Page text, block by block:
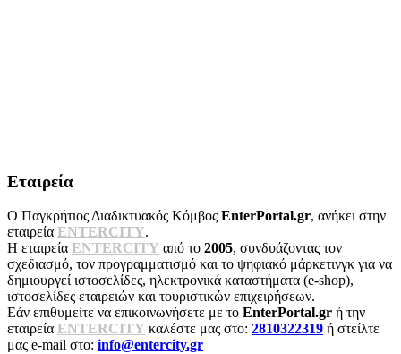
Εταιρεία
Ο Παγκρήτιος Διαδικτυακός Κόμβος EnterPortal.gr, ανήκει στην
εταιρεία ENTERCITY.
Η εταιρεία ENTERCITY από το 2005, συνδυάζοντας τον
σχεδιασμό, τον προγραμματισμό και το ψηφιακό μάρκετινγκ για να
δημιουργεί ιστοσελίδες, ηλεκτρονικά καταστήματα (e-shop),
ιστοσελίδες εταιρειών και τουριστικών επιχειρήσεων.
Εάν επιθυμείτε να επικοινωνήσετε με το EnterPortal.gr ή την
εταιρεία ENTERCITY καλέστε μας στο: 2810322319 ή στείλτε
μας e-mail στο: info@entercity.gr